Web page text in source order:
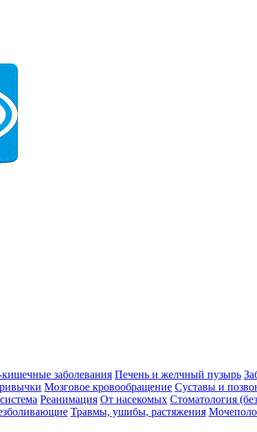
заболевания Печень и желчный пузырь
Мозговое кровообращение Суставы и
Реанимация От насекомых Стоматология
Травмы, ушибы, растяжения